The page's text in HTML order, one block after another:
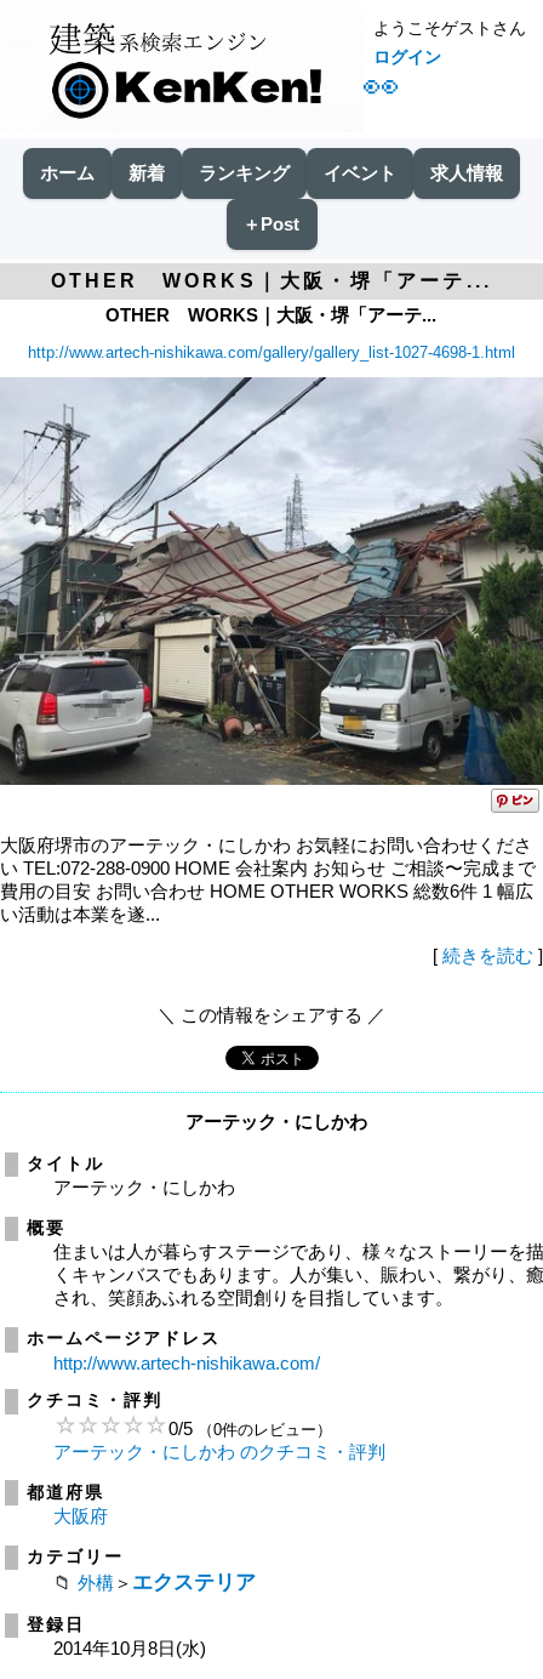
👀
ようこそゲストさん
ログイン
ホーム 新着 ランキング イベント 求人情報
＋Post
OTHER WORKS｜大阪・堺「アーテ...
OTHER WORKS｜大阪・堺「アーテ...
http://www.artech-nishikawa.com/gallery/gallery_list-1027-4698-1.html
大阪府堺市のアーテック・にしかわ お気軽にお問い合わせくださ
い TEL:072-288-0900 HOME 会社案内 お知らせ ご相談〜完成まで
費用の目安 お問い合わせ HOME OTHER WORKS 総数6件 1 幅広
い活動は本業を遂...
[ 続きを読む ]
＼ この情報をシェアする ／
アーテック・にしかわ
タイトル
アーテック・にしかわ
概要
住まいは人が暮らすステージであり、様々なストーリーを
くキャンバスでもあります。人が集い、賑わい、繋がり、
され、笑顔あふれる空間創りを目指しています。
ホームページアドレス
http://www.artech-nishikawa.com/
クチコミ・評判
0/5 （0件のレビュー）
アーテック・にしかわ のクチコミ・評判
都道府県
大阪府
カテゴリー
外構＞ エクステリア
登録日
2014年10月8日(水)